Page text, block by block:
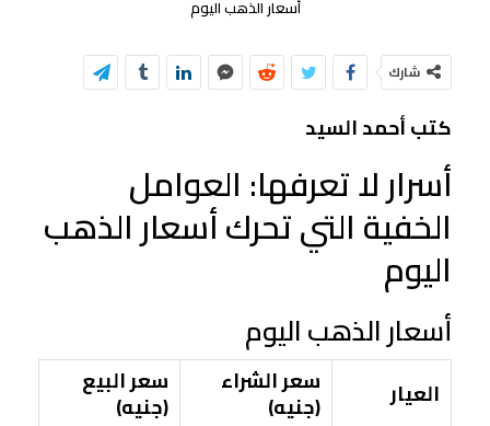
أسعار الذهب اليوم
شارك
كتب أحمد السيد
أسرار لا تعرفها: العوامل
الخفية التي تحرك أسعار الذهب
اليوم
أسعار الذهب اليوم
العيار سعر الشراء
(جنيه)
سعر البيع
(جنيه)